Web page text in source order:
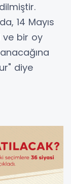
14 Mayıs
ve bir oy
diye